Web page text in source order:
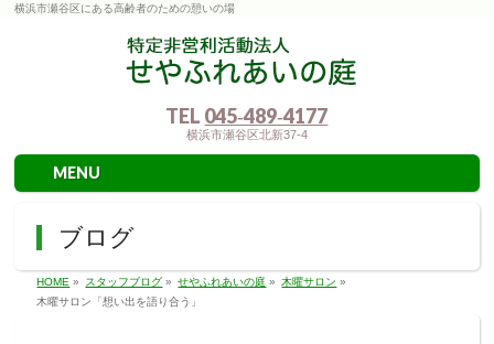
横浜市瀬谷区にある高齢者のための憩いの場
TEL 045‐489‐4177
横浜市瀬谷区北新37-4
MENU
ブログ
HOME » スタッフブログ » せやふれあいの庭 » 木曜サロン »
木曜サロン「想い出を語り合う」